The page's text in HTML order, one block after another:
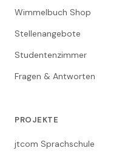
Wimmelbuch Shop
Stellenangebote
Studentenzimmer
Fragen & Antworten
PROJEKTE
jtcom Sprachschule